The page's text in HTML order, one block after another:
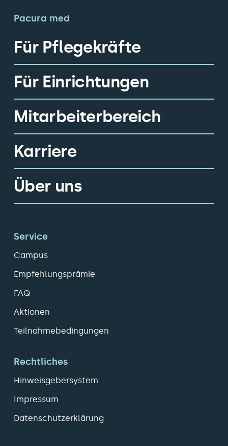
Pacura med
Für Pflegekräfte
Für Einrichtungen
Mitarbeiterbereich
Karriere
Über uns
Service
Campus
Empfehlungsprämie
FAQ
Aktionen
Teilnahmebedingungen
Rechtliches
Hinweisgebersystem
Impressum
Datenschutzerklärung